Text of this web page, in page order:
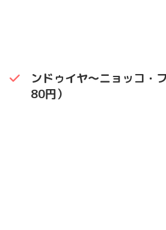
ンドゥイヤ〜ニョッコ・
80円）